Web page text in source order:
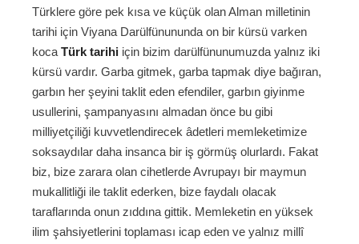
Türklere göre pek kısa ve küçük olan Alman milletinin
tarihi için Viyana Darülfünununda on bir kürsü varken
koca Türk tarihi için bizim darülfünunumuzda yalnız iki
kürsü vardır. Garba gitmek, garba tapmak diye bağıran,
garbın her şeyini taklit eden efendiler, garbın giyinme
usullerini, şampanyasını almadan önce bu gibi
milliyetçiliği kuvvetlendirecek âdetleri memleketimize
soksaydılar daha insanca bir iş görmüş olurlardı. Fakat
biz, bize zarara olan cihetlerde Avrupayı bir maymun
mukallitliği ile taklit ederken, bize faydalı olacak
taraflarında onun zıddına gittik. Memleketin en yüksek
ilim şahsiyetlerini toplaması icap eden ve yalnız millî